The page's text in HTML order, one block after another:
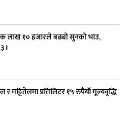
लाख १० हजारले बढ्यो सुनको भाउ,
!
र मट्टितेलमा प्रतिलिटर १५ रुपैयाँ मूल्यवृद्धि